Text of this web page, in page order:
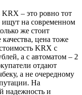
KRX – это ровно тот
на современном
же стоит
цена тоже
KRX с
а с автоматом – 2
отдают
а не очередному
На
надежность и